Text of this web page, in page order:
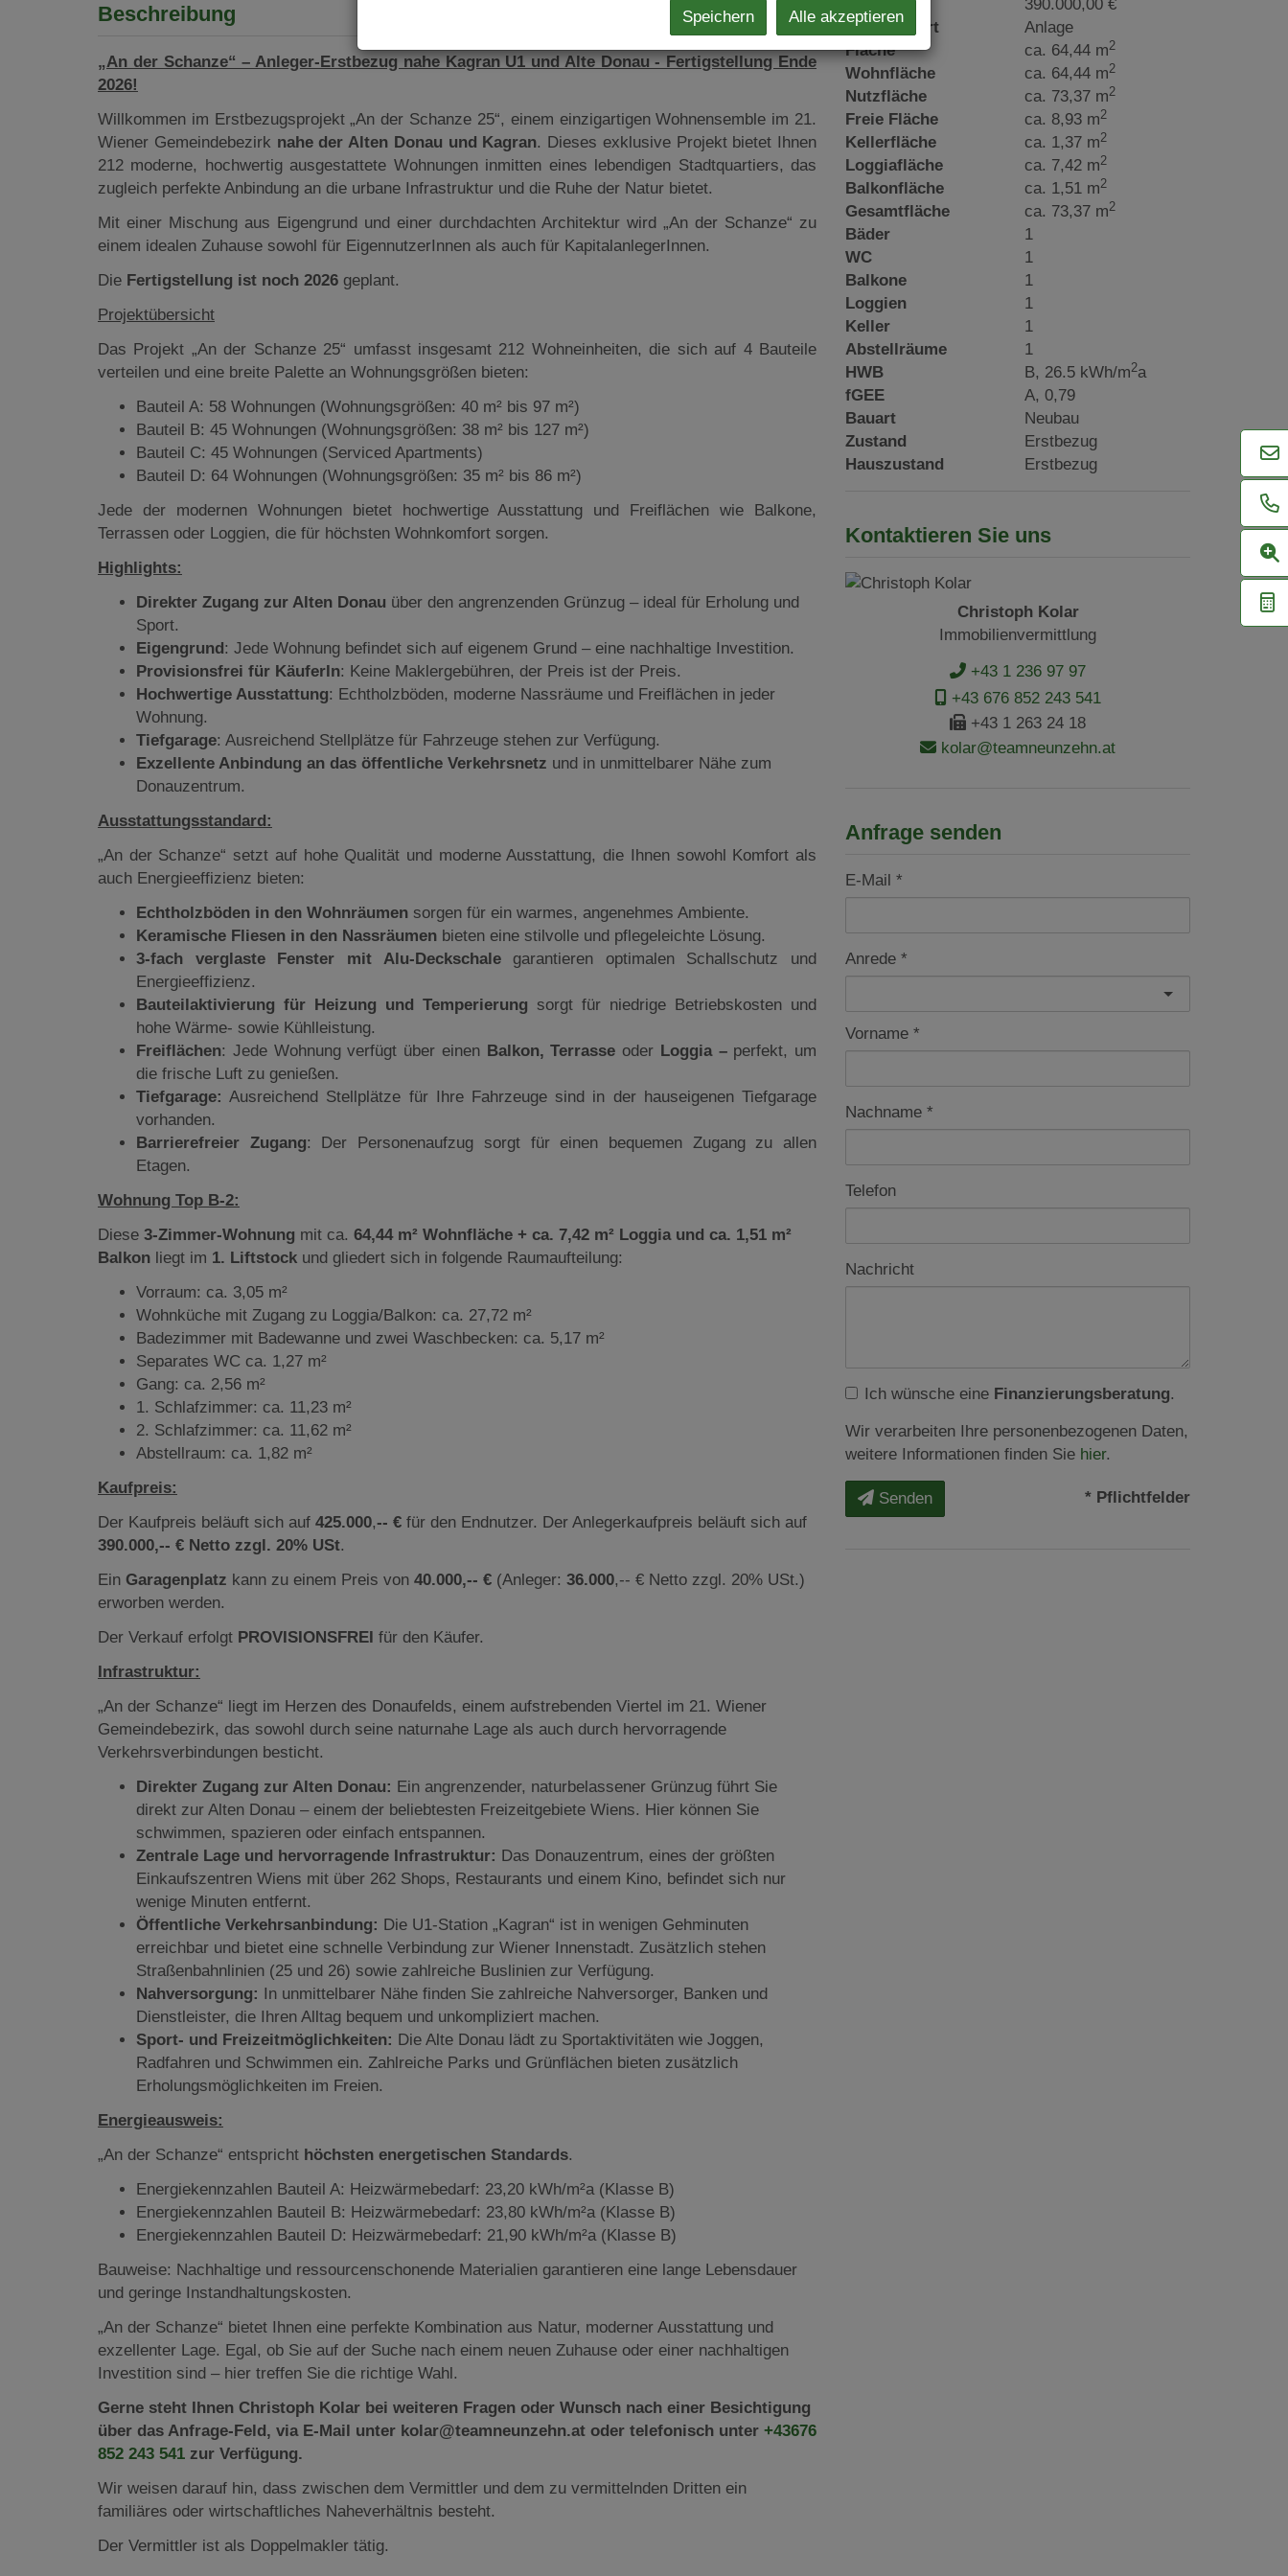
Beschreibung
„An der Schanze“ – Anleger-Erstbezug nahe Kagran U1 und Alte Donau - Fertigstellung Ende
2026!
Willkommen im Erstbezugsprojekt „An der Schanze 25“, einem einzigartigen Wohnensemble im 21.
Wiener Gemeindebezirk nahe der Alten Donau und Kagran. Dieses exklusive Projekt bietet Ihnen
212 moderne, hochwertig ausgestattete Wohnungen inmitten eines lebendigen Stadtquartiers, das
zugleich perfekte Anbindung an die urbane Infrastruktur und die Ruhe der Natur bietet.
Mit einer Mischung aus Eigengrund und einer durchdachten Architektur wird „An der Schanze“ zu
einem idealen Zuhause sowohl für EigennutzerInnen als auch für KapitalanlegerInnen.
Die Fertigstellung ist noch 2026 geplant.
Projektübersicht
Das Projekt „An der Schanze 25“ umfasst insgesamt 212 Wohneinheiten, die sich auf 4 Bauteile
verteilen und eine breite Palette an Wohnungsgrößen bieten:
Bauteil A: 58 Wohnungen (Wohnungsgrößen: 40 m² bis 97 m²)
Bauteil B: 45 Wohnungen (Wohnungsgrößen: 38 m² bis 127 m²)
Bauteil C: 45 Wohnungen (Serviced Apartments)
Bauteil D: 64 Wohnungen (Wohnungsgrößen: 35 m² bis 86 m²)
Jede der modernen Wohnungen bietet hochwertige Ausstattung und Freiflächen wie Balkone,
Terrassen oder Loggien, die für höchsten Wohnkomfort sorgen.
Highlights:
Direkter Zugang zur Alten Donau über den angrenzenden Grünzug – ideal für Erholung und
Sport.
Eigengrund: Jede Wohnung befindet sich auf eigenem Grund – eine nachhaltige Investition.
Provisionsfrei für KäuferIn: Keine Maklergebühren, der Preis ist der Preis.
Hochwertige Ausstattung: Echtholzböden, moderne Nassräume und Freiflächen in jeder
Wohnung.
Tiefgarage: Ausreichend Stellplätze für Fahrzeuge stehen zur Verfügung.
Exzellente Anbindung an das öffentliche Verkehrsnetz und in unmittelbarer Nähe zum
Donauzentrum.
Ausstattungsstandard:
„An der Schanze“ setzt auf hohe Qualität und moderne Ausstattung, die Ihnen sowohl Komfort als
auch Energieeffizienz bieten:
Echtholzböden in den Wohnräumen sorgen für ein warmes, angenehmes Ambiente.
Keramische Fliesen in den Nassräumen bieten eine stilvolle und pflegeleichte Lösung.
3-fach verglaste Fenster mit Alu-Deckschale garantieren optimalen Schallschutz und
Energieeffizienz.
Bauteilaktivierung für Heizung und Temperierung sorgt für niedrige Betriebskosten und
hohe Wärme- sowie Kühlleistung.
Freiflächen: Jede Wohnung verfügt über einen Balkon, Terrasse oder Loggia –perfekt, um
die frische Luft zu genießen.
Tiefgarage: Ausreichend Stellplätze für Ihre Fahrzeuge sind in der hauseigenen Tiefgarage
vorhanden.
Barrierefreier Zugang: Der Personenaufzug sorgt für einen bequemen Zugang zu allen
Etagen.
Wohnung Top B-2:
Diese 3-Zimmer-Wohnung mit ca. 64,44 m² Wohnfläche + ca. 7,42 m² Loggia und ca. 1,51 m²
Balkon liegt im 1. Liftstock und gliedert sich in folgende Raumaufteilung:
Vorraum: ca. 3,05 m²
Wohnküche mit Zugang zu Loggia/Balkon: ca. 27,72 m²
Badezimmer mit Badewanne und zwei Waschbecken: ca. 5,17 m²
Separates WC ca. 1,27 m²
Gang: ca. 2,56 m²
1. Schlafzimmer: ca. 11,23 m²
2. Schlafzimmer: ca. 11,62 m²
Abstellraum: ca. 1,82 m²
Kaufpreis:
Der Kaufpreis beläuft sich auf 425.000,-- € für den Endnutzer. Der Anlegerkaufpreis beläuft sich auf
390.000,-- € Netto zzgl. 20% USt.
Ein Garagenplatz kann zu einem Preis von 40.000,-- € (Anleger: 36.000,-- € Netto zzgl. 20% USt.)
erworben werden.
Der Verkauf erfolgt PROVISIONSFREI für den Käufer.
Infrastruktur:
„An der Schanze“ liegt im Herzen des Donaufelds, einem aufstrebenden Viertel im 21. Wiener
Gemeindebezirk, das sowohl durch seine naturnahe Lage als auch durch hervorragende
Verkehrsverbindungen besticht.
Direkter Zugang zur Alten Donau: Ein angrenzender, naturbelassener Grünzug führt Sie
direkt zur Alten Donau – einem der beliebtesten Freizeitgebiete Wiens. Hier können Sie
schwimmen, spazieren oder einfach entspannen.
Zentrale Lage und hervorragende Infrastruktur: Das Donauzentrum, eines der größten
Einkaufszentren Wiens mit über 262 Shops, Restaurants und einem Kino, befindet sich nur
wenige Minuten entfernt.
Öffentliche Verkehrsanbindung: Die U1-Station „Kagran“ ist in wenigen Gehminuten
erreichbar und bietet eine schnelle Verbindung zur Wiener Innenstadt. Zusätzlich stehen
Straßenbahnlinien (25 und 26) sowie zahlreiche Buslinien zur Verfügung.
Nahversorgung: In unmittelbarer Nähe finden Sie zahlreiche Nahversorger, Banken und
Dienstleister, die Ihren Alltag bequem und unkompliziert machen.
Sport- und Freizeitmöglichkeiten: Die Alte Donau lädt zu Sportaktivitäten wie Joggen,
Radfahren und Schwimmen ein. Zahlreiche Parks und Grünflächen bieten zusätzlich
Erholungsmöglichkeiten im Freien.
Energieausweis:
„An der Schanze“ entspricht höchsten energetischen Standards.
Energiekennzahlen Bauteil A: Heizwärmebedarf: 23,20 kWh/m²a (Klasse B)
Energiekennzahlen Bauteil B: Heizwärmebedarf: 23,80 kWh/m²a (Klasse B)
Energiekennzahlen Bauteil D: Heizwärmebedarf: 21,90 kWh/m²a (Klasse B)
Bauweise: Nachhaltige und ressourcenschonende Materialien garantieren eine lange Lebensdauer
und geringe Instandhaltungskosten.
„An der Schanze“ bietet Ihnen eine perfekte Kombination aus Natur, moderner Ausstattung und
exzellenter Lage. Egal, ob Sie auf der Suche nach einem neuen Zuhause oder einer nachhaltigen
Investition sind – hier treffen Sie die richtige Wahl.
Gerne steht Ihnen Christoph Kolar bei weiteren Fragen oder Wunsch nach einer Besichtigung
über das Anfrage-Feld, via E-Mail unter kolar@teamneunzehn.at oder telefonisch unter +43676
852 243 541 zur Verfügung.
Wir weisen darauf hin, dass zwischen dem Vermittler und dem zu vermittelnden Dritten ein
familiäres oder wirtschaftliches Naheverhältnis besteht.
Der Vermittler ist als Doppelmakler tätig.
Kaufpreis
390.000,00 €
Nutzungsart
Anlage
Fläche
ca. 64,44 m2
Wohnfläche ca. 64,44 m2
Nutzfläche ca. 73,37 m2
Freie Fläche ca. 8,93 m2
Kellerfläche ca. 1,37 m2
Loggiafläche ca. 7,42 m2
Balkonfläche ca. 1,51 m2
Gesamtfläche ca. 73,37 m2
Bäder
1
WC
1
Balkone
1
Loggien
1
Keller
1
Abstellräume
1
HWB
B, 26.5 kWh/m2a
fGEE
A, 0,79
Bauart
Neubau
Zustand
Erstbezug
Hauszustand
Erstbezug
Kontaktieren Sie uns
Christoph Kolar
Immobilienvermittlung
+43 1 236 97 97
+43 676 852 243 541
+43 1 263 24 18
kolar@teamneunzehn.at
Anfrage senden
E-Mail
Anrede
Vorname
Nachname
Telefon
Nachricht
Ich wünsche eine Finanzierungsberatung.
Wir verarbeiten Ihre personenbezogenen Daten,
weitere Informationen finden Sie hier.
Senden * Pflichtfelder
Speichern Alle akzeptieren